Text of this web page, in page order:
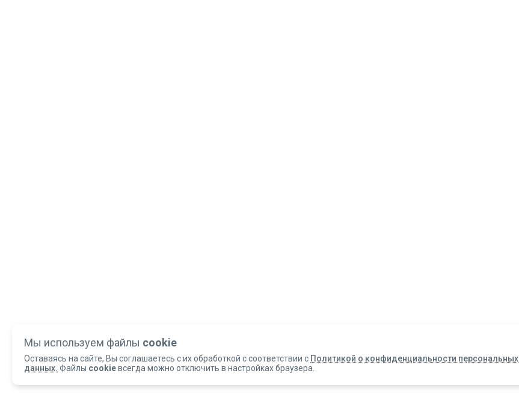
Мы используем файлы cookie
Оставаясь на сайте, Вы соглашаетесь с их обработкой с соответствии с Политикой о конфиденциальности персональных
данных. Файлы cookieвсегда можно отключить в настройках браузера.